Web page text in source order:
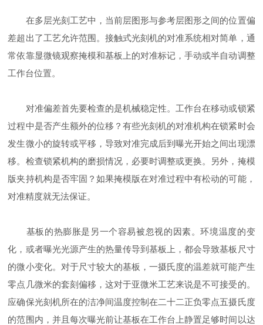
在多层光刻工艺中，当前层图形与参考层图形之间的位置偏
差超出了工艺允许范围。接触式光刻机的对准系统相对简单，通
常依靠显微镜观察掩模和基板上的对准标记，手动或半自动调整
工作台位置。
对准偏差首先要检查的是机械稳定性。工作台在移动或锁紧
过程中是否产生额外的位移？有些光刻机的对准机构在锁紧时会
发生微小的旋转或平移，导致对准完成后到曝光开始之间出现漂
移。检查锁紧机构的磨损情况，必要时调整或更换。另外，掩模
版夹持机构是否牢固？如果掩模版在对准过程中有松动的可能，
对准精度就无法保证。
基板的热膨胀是另一个容易被忽视的因素。环境温度的变
化，或者曝光光源产生的热量传导到基板上，都会导致基板尺寸
的微小变化。对于尺寸较大的基板，一摄氏度的温差就可能产生
零点几微米的套刻偏移，这对于亚微米工艺来说是不可接受的。
应确保光刻机所在的洁净间温度控制在二十二正负零点五摄氏度
的范围内，并且每次曝光前让基板在工作台上静置足够时间以达